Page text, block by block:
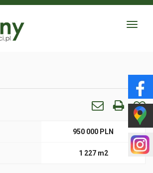
Toggle
950 000 PLN
1 227 m2